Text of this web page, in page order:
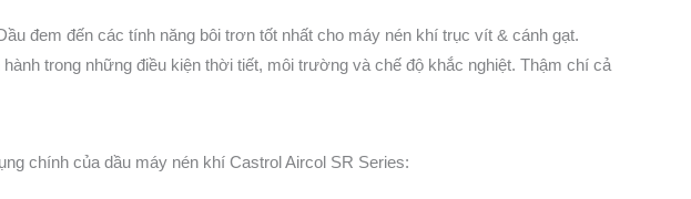
đem đến các tính năng bôi trơn tốt nhất cho máy nén khí trục vít & cánh gạt.
trong những điều kiện thời tiết, môi trường và chế độ khắc nghiệt. Thậm chí cả
chính của dầu máy nén khí Castrol Aircol SR Series: